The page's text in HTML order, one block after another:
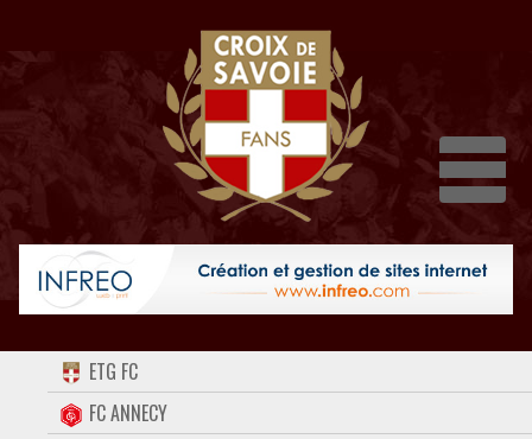
ACCUEIL
FORUM
ETG FC
FC ANNECY